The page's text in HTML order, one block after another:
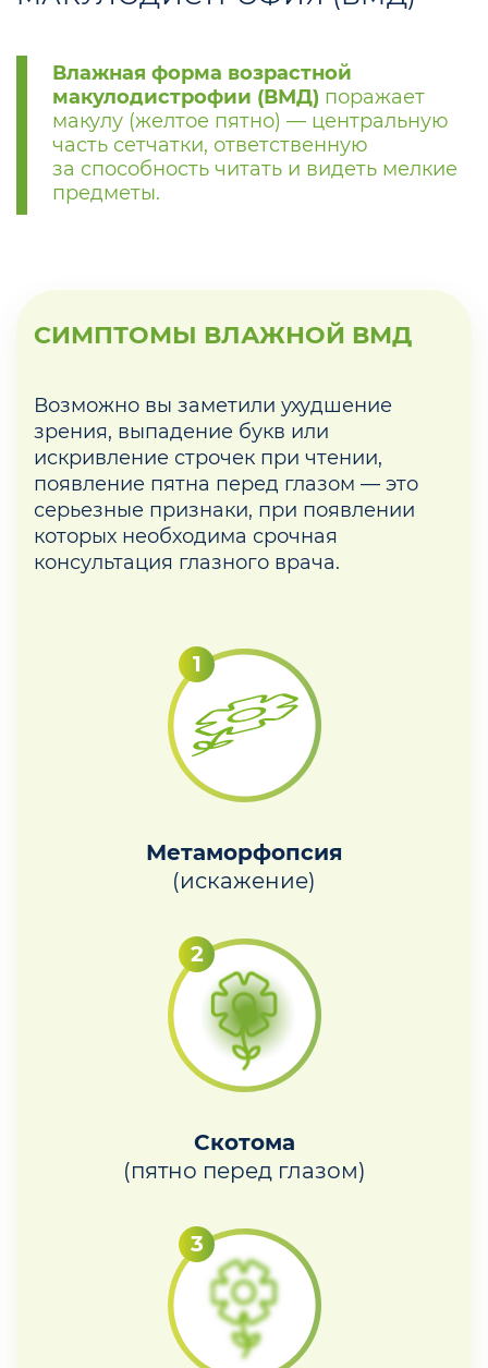
Влажная форма возрастной
макулодистрофии (ВМД) поражает
макулу (желтое пятно) — центральную
часть сетчатки, ответственную
за способность читать и видеть мелкие
предметы.
СИМПТОМЫ ВЛАЖНОЙ ВМД
Возможно вы заметили ухудшение
зрения, выпадение букв или
искривление строчек при чтении,
появление пятна перед глазом — это
серьезные признаки, при появлении
которых необходима срочная
консультация глазного врача.
Метаморфопсия
(искажение)
Скотома
(пятно перед глазом)